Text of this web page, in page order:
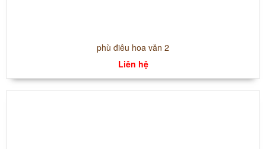
phù điêu hoa văn 2
Liên hệ